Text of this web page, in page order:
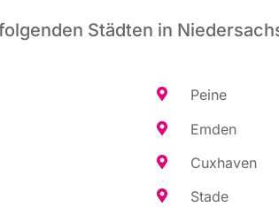
Städten in
Pei­ne
Emden
Cux­ha­ven
Sta­de